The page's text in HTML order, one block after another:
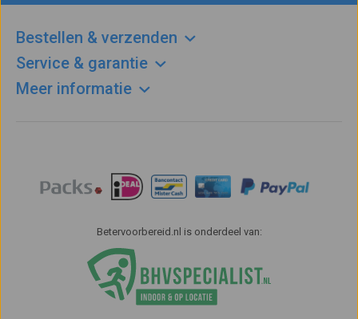
Bestellen & verzenden
Service & garantie
Meer informatie
Betervoorbereid.nl is onderdeel van: